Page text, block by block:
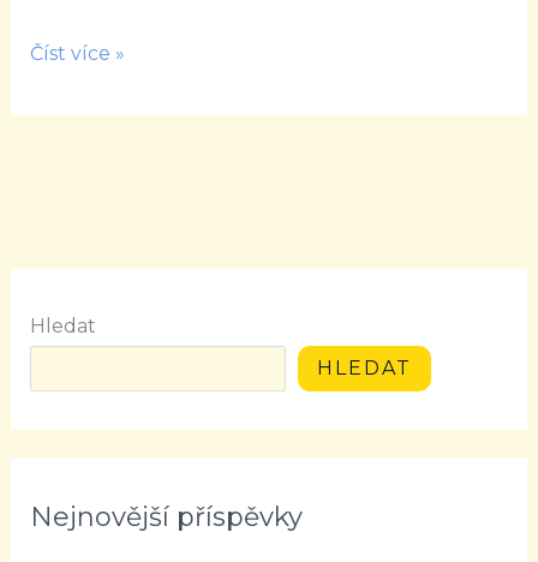
Brody
Číst více »
Hledat
HLEDAT
Nejnovější příspěvky